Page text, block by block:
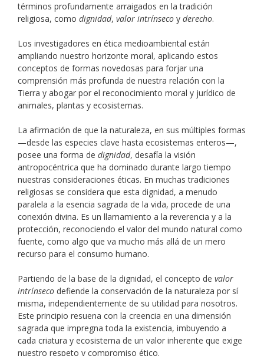
términos profundamente arraigados en la tradición
religiosa, como dignidad, valor intrínseco y derecho.
Los investigadores en ética medioambiental están
ampliando nuestro horizonte moral, aplicando estos
conceptos de formas novedosas para forjar una
comprensión más profunda de nuestra relación con la
Tierra y abogar por el reconocimiento moral y jurídico de
animales, plantas y ecosistemas.
La afirmación de que la naturaleza, en sus múltiples formas
—desde las especies clave hasta ecosistemas enteros—,
posee una forma de dignidad, desafía la visión
antropocéntrica que ha dominado durante largo tiempo
nuestras consideraciones éticas. En muchas tradiciones
religiosas se considera que esta dignidad, a menudo
paralela a la esencia sagrada de la vida, procede de una
conexión divina. Es un llamamiento a la reverencia y a la
protección, reconociendo el valor del mundo natural como
fuente, como algo que va mucho más allá de un mero
recurso para el consumo humano.
Partiendo de la base de la dignidad, el concepto de valor
intrínseco defiende la conservación de la naturaleza por sí
misma, independientemente de su utilidad para nosotros.
Este principio resuena con la creencia en una dimensión
sagrada que impregna toda la existencia, imbuyendo a
cada criatura y ecosistema de un valor inherente que exige
nuestro respeto y compromiso ético.